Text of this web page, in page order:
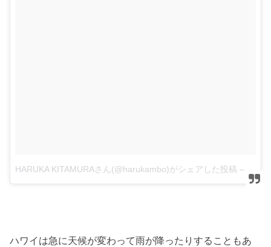
HARUKA KITAMURAさん(@harukambo)がシェアした投稿 –
ハワイは急に天候が変わって雨が降ったりすることもあ